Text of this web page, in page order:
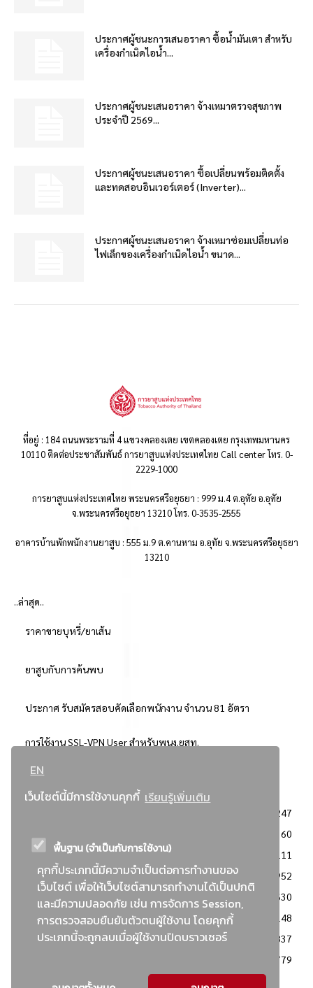
EN
เว็บไซต์นี้มีการใช้งานคุกกี้ เรียนรู้เพิ่มเติม
พื้นฐาน (จำเป็นกับการใช้งาน)
คุกกี้ประเภทนี้มีความจำเป็นต่อการทำงานของ
เว็บไซต์ เพื่อให้เว็บไซต์สามารถทำงานได้เป็นปกติ
และมีความปลอดภัย เช่น การจัดการ Session,
การตรวจสอบยืนยันตัวตนผู้ใช้งาน โดยคุกกี้
ประเภทนี้จะถูกลบเมื่อผู้ใช้งานปิดบราวเซอร์
ประกาศผู้ชนะการเสนอราคา ซื้อน้ำมันเตา สำหรับ
เครื่องกำเนิดไอน้ำ...
ประกาศผู้ชนะเสนอราคา จ้างเหมาตรวจสุขภาพ
ประจำปี 2569...
ประกาศผู้ชนะเสนอราคา ซื้อเปลี่ยนพร้อมติดตั้ง
และทดสอบอินเวอร์เตอร์ (Inverter)...
ประกาศผู้ชนะเสนอราคา จ้างเหมาซ่อมเปลี่ยนท่อ
ไฟเล็กของเครื่องกำเนิดไอน้ำ ขนาด...
ที่อยู่ : 184 ถนนพระรามที่ 4 แขวงคลองเตย เขตคลองเตย กรุงเทพมหานคร
10110 ติดต่อประชาสัมพันธ์ การยาสูบแห่งประเทศไทย Call center โทร. 0-
2229-1000
การยาสูบแห่งประเทศไทย พระนครศรีอยุธยา : 999 ม.4 ต.อุทัย อ.อุทัย
จ.พระนครศรีอยุธยา 13210 โทร. 0-3535-2555
อาคารบ้านพักพนักงานยาสูบ : 555 ม.9 ต.คานหาม อ.อุทัย จ.พระนครศรีอยุธยา
13210
..ล่าสุด..
ราคาขายบุหรี่/ยาเส้น
ยาสูบกับการค้นพบ
ประกาศ รับสมัครสอบคัดเลือกพนักงาน จำนวน 81 อัตรา
การใช้งาน SSL-VPN User สำหรับพนง.ยสท.
..ยอดนิยม..
3247
2360
: วิธีเฉพาะเจาะจง
2111
ข่าวสาร/ประกาศ
1952
: เอกสารส่งเสริมความโปร่งใสในการจัดซื้อจัดจ้าง
1630
ข่าวสารจัดซื้อจัดจ้าง
1148
: แผนการจัดซื้อจัดจ้าง
837
779